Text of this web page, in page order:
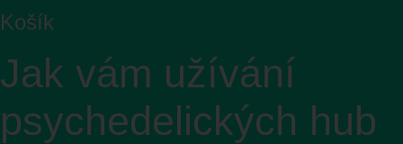
Košík
Jak vám užívání
psychedelických hub